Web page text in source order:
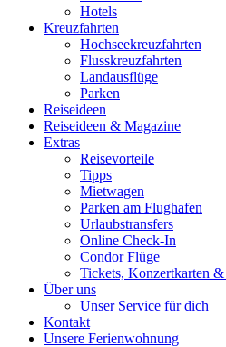
Hotels
Kreuzfahrten
Hochseekreuzfahrten
Flusskreuzfahrten
Landausflüge
Parken
Reiseideen
Reiseideen & Magazine
Extras
Reisevorteile
Tipps
Mietwagen
Parken am Flughafen
Urlaubstransfers
Online Check-In
Condor Flüge
Tickets, Konzertkarten
Über uns
Unser Service für dich
Kontakt
Unsere Ferienwohnung